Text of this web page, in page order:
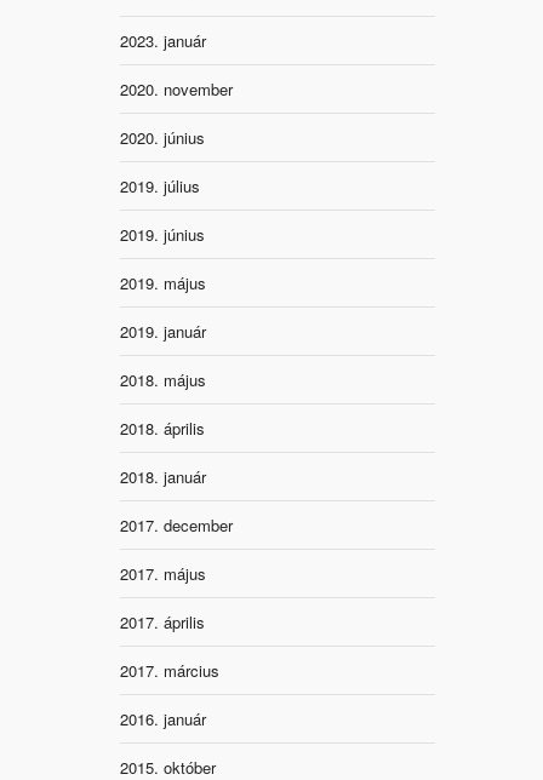
2023. január
2020. november
2020. június
2019. július
2019. június
2019. május
2019. január
2018. május
2018. április
2018. január
2017. december
2017. május
2017. április
2017. március
2016. január
2015. október